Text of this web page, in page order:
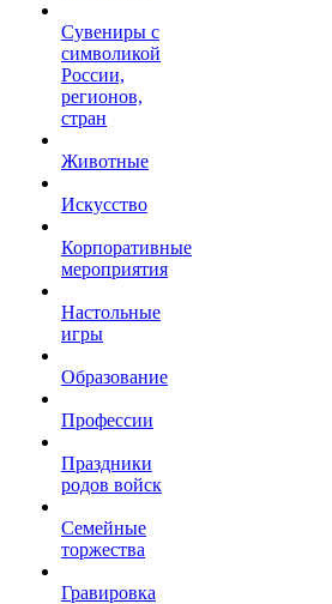
Сувениры с
символикой
России,
регионов,
стран
Животные
Искусство
Корпоративные
мероприятия
Настольные
игры
Образование
Профессии
Праздники
родов войск
Семейные
торжества
Гравировка